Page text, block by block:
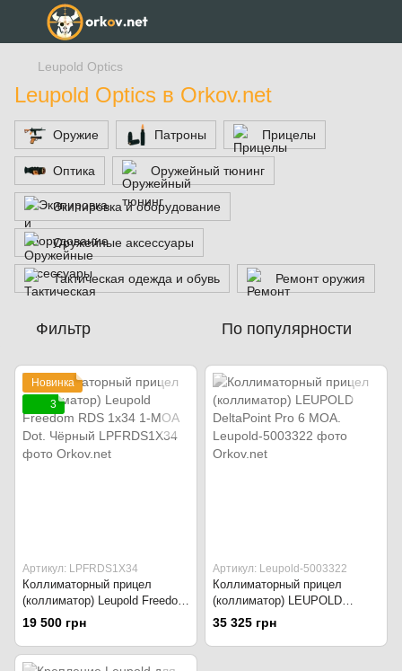
Leupold Optics
Leupold Optics в Orkov.net
Оружие Патроны Прицелы
Оптика Оружейный тюнинг
Экипировка и оборудование
Оружейные аксессуары
Тактическая одежда и обувь Ремонт оружия
Фильтр По популярности
Новинка
3
Артикул: LPFRDS1X34
Коллиматорный прицел
(коллиматор) Leupold Freedom
RDS 1x34 1-MOA Dot. Чёрный
19 500 грн
Артикул: Leupold-5003322
Коллиматорный прицел
(коллиматор) LEUPOLD
DeltaPoint Pro 6 MOA.
35 325 грн